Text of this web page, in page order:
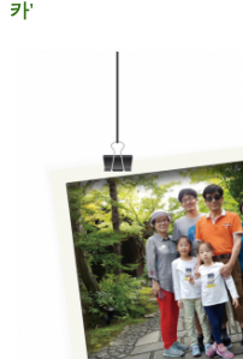
카'